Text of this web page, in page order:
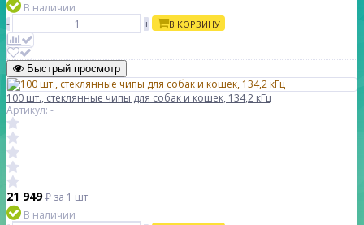
В наличии
-
+ В КОРЗИНУ
Быстрый просмотр
100 шт., стеклянные чипы для собак и кошек, 134,2 кГц
Артикул: -
21 949₽ за 1 шт
В наличии